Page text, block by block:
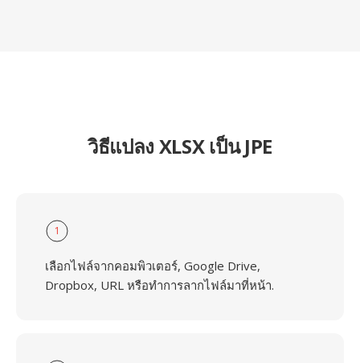
วิธีแปลง XLSX เป็น JPE
1
เลือกไฟล์จากคอมพิวเตอร์, Google Drive,
Dropbox, URL หรือทำการลากไฟล์มาที่หน้า.